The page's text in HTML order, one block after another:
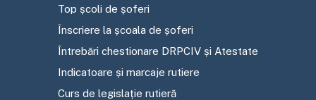
Top școli de șoferi
Înscriere la școala de șoferi
Întrebări chestionare DRPCIV și Atestate
Indicatoare și marcaje rutiere
Curs de legislație rutieră